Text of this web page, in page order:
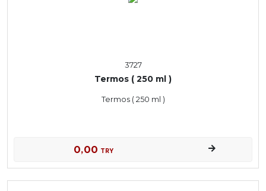
3727
Termos ( 250 ml )
Termos ( 250 ml )
0,00 TRY